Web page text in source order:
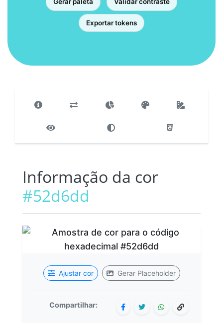
Gerar paleta Validar contraste
Exportar tokens
Informação da cor
#52d6dd
Ajustar cor Gerar Placeholder
Compartilhar: